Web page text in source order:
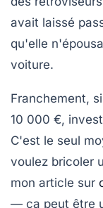
avait laissé
qu'elle
voiture.
Franchement,
10 000 €,
C'est le seul
voulez bricoler
mon article sur
— ça peut être